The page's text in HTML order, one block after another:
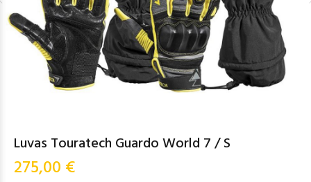
Luvas Touratech Guardo World 7 / S
275,00 €